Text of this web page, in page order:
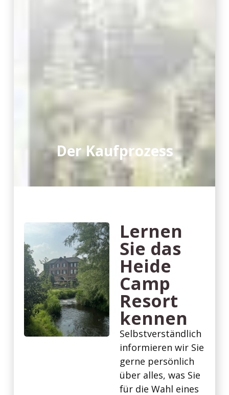
Der Kaufprozess
Lernen
Sie das
Heide
Camp
Resort
kennen
Selbstverständlich
informieren wir Sie
gerne persönlich
über alles, was Sie
für die Wahl eines